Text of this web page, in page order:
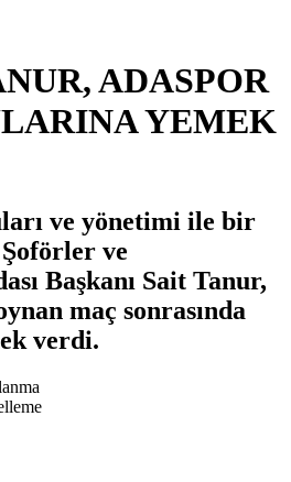
ADASPOR
YEMEK
ve yönetimi ile bir
ve
Başkanı Sait Tanur,
maç sonrasında
verdi.